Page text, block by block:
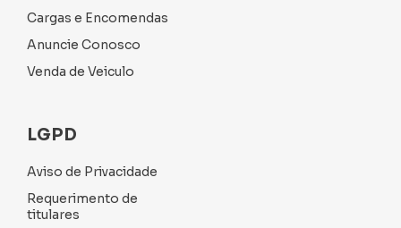
Cargas e Encomendas
Anuncie Conosco
Venda de Veiculo
LGPD
Aviso de Privacidade
Requerimento de
titulares